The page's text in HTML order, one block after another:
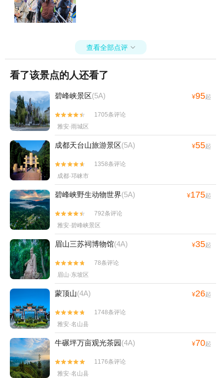
查看全部点评 
看了该景点的人还看了
碧峰峡景区(5A) ¥95起


1705条评论
雅安·雨城区
成都天台山旅游景区(5A) ¥55起


1358条评论
成都·邛崃市
碧峰峡野生动物世界(5A) ¥175起


792条评论
雅安·碧峰峡景区
眉山三苏祠博物馆(4A) ¥35起


78条评论
眉山·东坡区
蒙顶山(4A) ¥26起


1748条评论
雅安·名山县
牛碾坪万亩观光茶园(4A) ¥70起


1176条评论
雅安·名山县